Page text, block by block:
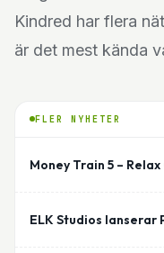
Kindred har flera
är det mest kända
FLER NYHETER